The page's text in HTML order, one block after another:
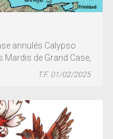
annulés Calypso
de Grand Case,
T.F. 01/02/2025